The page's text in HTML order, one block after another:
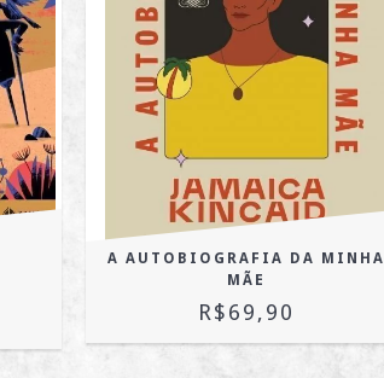
A AUTOBIOGRAFIA DA MINHA
MÃE
R$69,90